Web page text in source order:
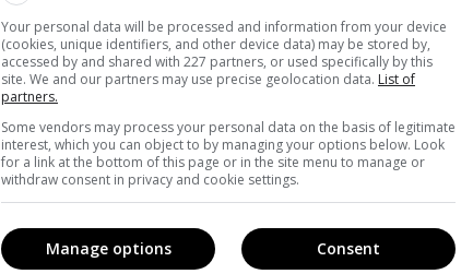
Your personal data will be processed and information from your device
(cookies, unique identifiers, and other device data) may be stored by,
accessed by and shared with 227 partners, or used specifically by this
site. We and our partners may use precise geolocation data. List of
partners.
Some vendors may process your personal data on the basis of legitimate
interest, which you can object to by managing your options below. Look
for a link at the bottom of this page or in the site menu to manage or
withdraw consent in privacy and cookie settings.
Consent
Manage options